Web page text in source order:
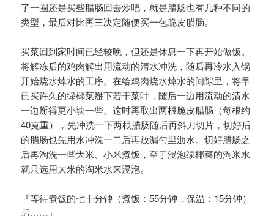
了一圈还是买些腊肠回去炒吧，就是腊肠也有几种不同的
类型，最后对比再三决定随便买一包脆皮腊肠。
买菜回到家时间已经较晚，但还是休息一下再开始做饭。
将解冻后的鸡肉解出用流动的清水冲洗，随后再冷水入锅
开始烧水焯水的工序。在给鸡肉烧水焯水的间隙里，将早
已买许久的绿椰菜掰下若干菜叶，随后一边用流动的清水
一边掰得更小块一些。这时再取出两根脆皮腊肠（每根约
40克重），先冲洗一下两根腊肠随后再斜刀切片，切好后
的腊肠也先用水冲洗一二后再放漏勺里沥水。切好腊肠之
后再淘洗一些大米、小米煮饭，至于浸泡绿椰菜的淘米水
就只选用大米的淘米水来浸泡。
『等待煮饭的七十分钟（煮饭：55分钟，保温：15分钟）
后……』